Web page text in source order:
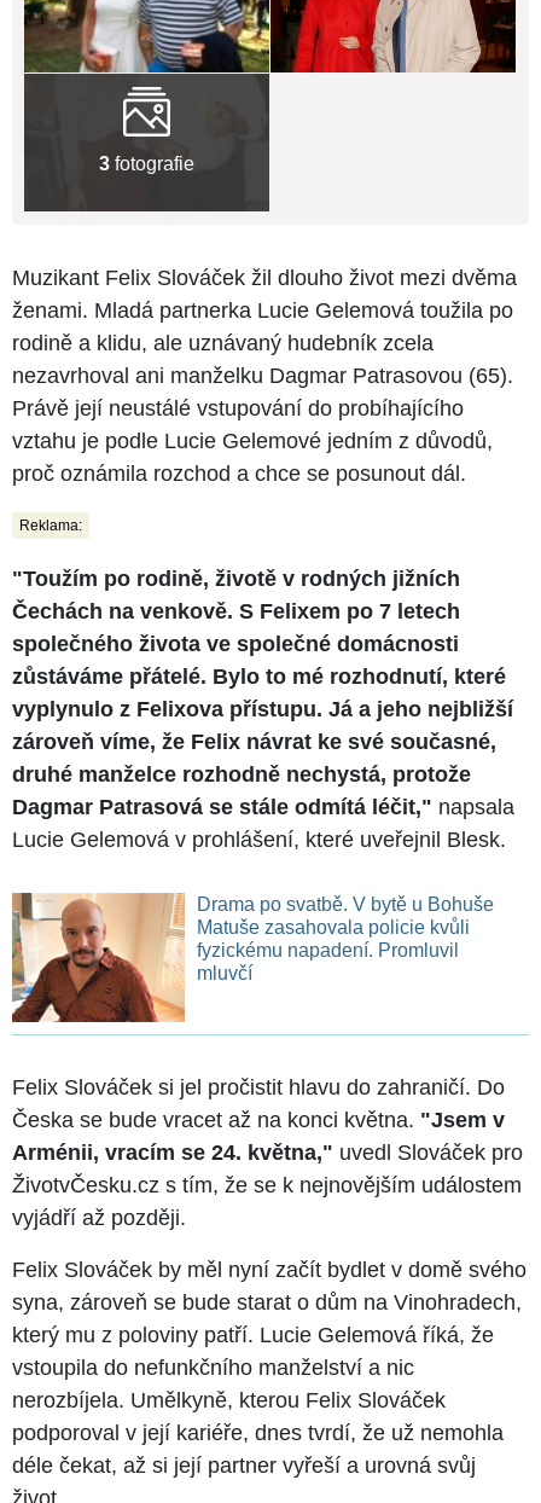
3 fotografie
Muzikant Felix Slováček žil dlouho život mezi dvěma
ženami. Mladá partnerka Lucie Gelemová toužila po
rodině a klidu, ale uznávaný hudebník zcela
nezavrhoval ani manželku Dagmar Patrasovou (65).
Právě její neustálé vstupování do probíhajícího
vztahu je podle Lucie Gelemové jedním z důvodů,
proč oznámila rozchod a chce se posunout dál.
Reklama:
"Toužím po rodině, životě v rodných jižních
Čechách na venkově. S Felixem po 7 letech
společného života ve společné domácnosti
zůstáváme přátelé. Bylo to mé rozhodnutí, které
vyplynulo z Felixova přístupu. Já a jeho nejbližší
zároveň víme, že Felix návrat ke své současné,
druhé manželce rozhodně nechystá, protože
Dagmar Patrasová se stále odmítá léčit," napsala
Lucie Gelemová v prohlášení, které uveřejnil Blesk.
Drama po svatbě. V bytě u Bohuše
Matuše zasahovala policie kvůli
fyzickému napadení. Promluvil
mluvčí
Felix Slováček si jel pročistit hlavu do zahraničí. Do
Česka se bude vracet až na konci května. "Jsem v
Arménii, vracím se 24. května," uvedl Slováček pro
ŽivotvČesku.cz s tím, že se k nejnovějším událostem
vyjádří až později.
Felix Slováček by měl nyní začít bydlet v domě svého
syna, zároveň se bude starat o dům na Vinohradech,
který mu z poloviny patří. Lucie Gelemová říká, že
vstoupila do nefunkčního manželství a nic
nerozbíjela. Umělkyně, kterou Felix Slováček
podporoval v její kariéře, dnes tvrdí, že už nemohla
déle čekat, až si její partner vyřeší a urovná svůj